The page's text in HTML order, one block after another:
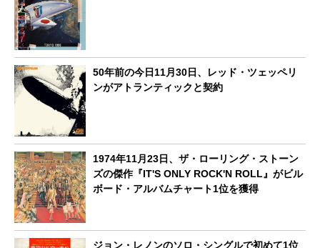
50年前の今日11月30日、レッド・ツェッペリ
ンがアトランティックと契約
1974年11月23日、ザ・ローリング・ストーン
ズの傑作『IT'S ONLY ROCK'N ROLL』がビル
ボード・アルバムチャート1位を獲得
ジョン・レノンのソロ・シングルで初めて1位